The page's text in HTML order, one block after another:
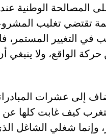
المصالحة الوطنية
تقتضي تغليب
في التغيير المستمر،
الواقع، ولا ينبغي
إلى عشرات
كيف غابت كلها
شغلي الشاغل